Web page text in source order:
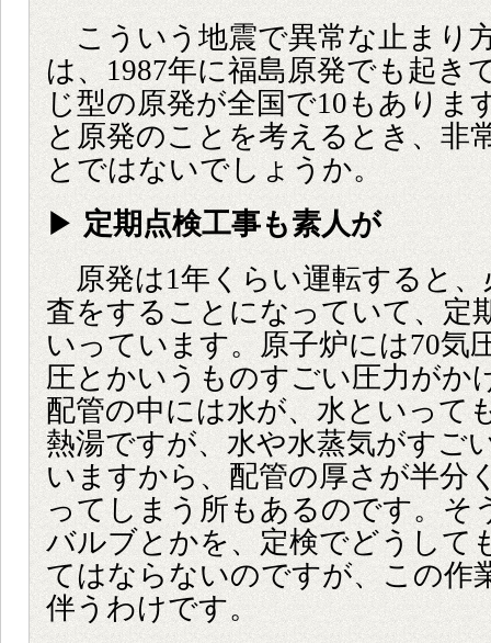
こういう地震で異常な止まり
は、1987年に福島原発でも起き
じ型の原発が全国で10もありま
と原発のことを考えるとき、非
とではないでしょうか。
▶定期点検工事も素人が
原発は1年くらい運転すると、
査をすることになっていて、定
いっています。原子炉には70気
圧とかいうものすごい圧力がか
配管の中には水が、水といって
熱湯ですが、水や水蒸気がすご
いますから、配管の厚さが半分
ってしまう所もあるのです。そ
バルブとかを、定検でどうして
てはならないのですが、この作
伴うわけです。